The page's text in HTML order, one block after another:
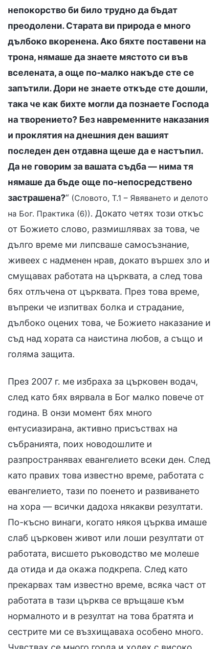
непокорство би било трудно да бъдат
преодолени. Старата ви природа е много
дълбоко вкоренена. Ако бяхте поставени на
трона, нямаше да знаете мястото си във
вселената, а още по-малко накъде сте се
запътили. Дори не знаете откъде сте дошли,
така че как бихте могли да познаете Господа
на творението? Без навременните наказания
и проклятия на днешния ден вашият
последен ден отдавна щеше да е настъпил.
Да не говорим за вашата съдба — нима тя
нямаше да бъде още по-непосредствено
застрашена?“ (Словото, Т.1 – Явяването и делото
на Бог. Практика (6)). Докато четях този откъс
от Божието слово, размишлявах за това, че
дълго време ми липсваше самосъзнание,
живеех с надменен нрав, докато вършех зло и
смущавах работата на църквата, а след това
бях отлъчена от църквата. През това време,
въпреки че изпитвах болка и страдание,
дълбоко оцених това, че Божието наказание и
съд над хората са наистина любов, а също и
голяма защита.
През 2007 г. ме избраха за църковен водач,
след като бях вярвала в Бог малко повече от
година. В онзи момент бях много
ентусиазирана, активно присъствах на
събранията, поих новодошлите и
разпространявах евангелието всеки ден. След
като правих това известно време, работата с
евангелието, тази по поенето и развиването
на хора — всички дадоха някакви резултати.
По-късно винаги, когато някоя църква имаше
слаб църковен живот или лоши резултати от
работата, висшето ръководство ме молеше
да отида и да окажа подкрепа. След като
прекарвах там известно време, всяка част от
работата в тази църква се връщаше към
нормалното и в резултат на това братята и
сестрите ми се възхищаваха особено много.